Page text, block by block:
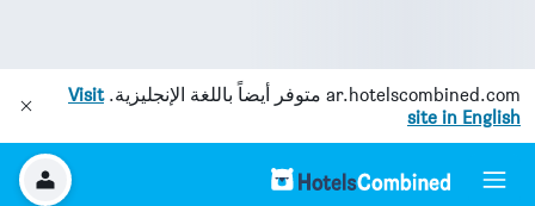
ar.hotelscombined.com متوفر أيضاً باللغة الإنجليزية.Visit
site in English